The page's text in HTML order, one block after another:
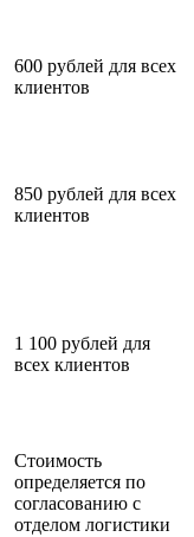
600 рублей для всех
клиентов
850 рублей для всех
клиентов
1 100 рублей для
всех клиентов
Стоимость
определяется по
согласованию с
отделом логистики